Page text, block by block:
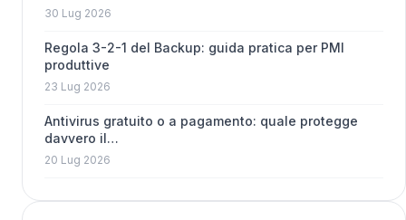
30 Lug 2026
Regola 3-2-1 del Backup: guida pratica per PMI
produttive
23 Lug 2026
Antivirus gratuito o a pagamento: quale protegge
davvero il…
20 Lug 2026